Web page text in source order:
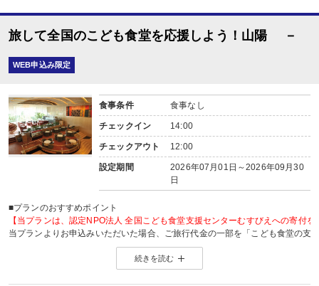
旅して全国のこども食堂を応援しよう！山陽 －
WEB申込み限定
食事条件 食事なし
チェックイン 14:00
チェックアウト 12:00
設定期間
2026年07月01日～2026年09月30
日
■プランのおすすめポイント
【当プランは、認定NPO法人 全国こども食堂支援センターむすびえへの寄付
当プランよりお申込みいただいた場合、ご旅行代金の一部を「こども食堂の支
支援団体「 認定NPO法人 全国こども食堂支援センターむすびえ 」へ寄付いた
旅の思い出を作るとともに、あなたのご旅行で多くの子どもが笑顔で過ごせる
続きを読む